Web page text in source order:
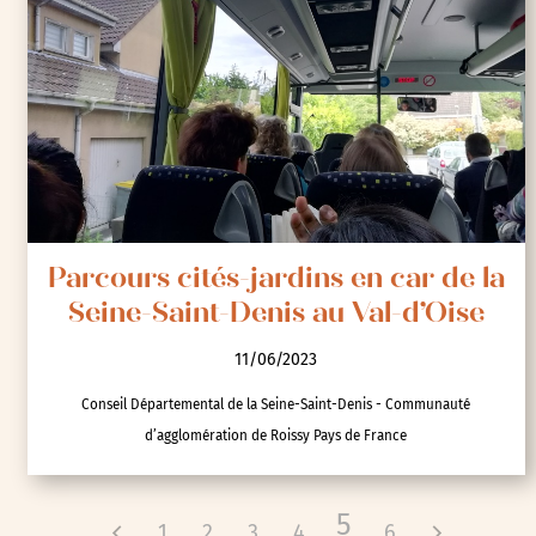
Parcours cités-jardins en car de la
Seine-Saint-Denis au Val-d’Oise
11/06/2023
Conseil Départemental de la Seine-Saint-Denis - Communauté
d’agglomération de Roissy Pays de France
5